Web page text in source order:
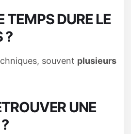
TEMPS DURE LE
?
souvent plusieurs
UNE